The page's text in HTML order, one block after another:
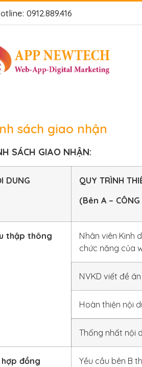
0912.889.416
sách giao nhận
SÁCH GIAO NHẬN:
DUNG
QUY TRÌNH
(Bên A – CÔNG
thập thông
Nhân viên Kinh
chức năng của
NVKD viết đề
Hoàn thiện nội
Thống nhất nội
hợp đồng
Yều cầu bên B